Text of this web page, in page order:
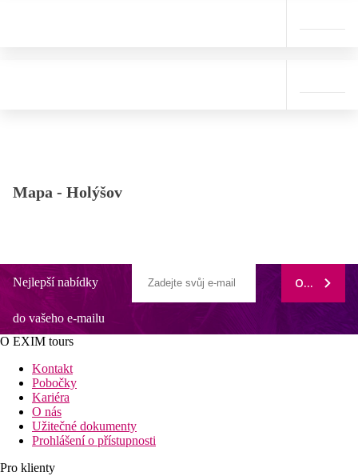
Mapa - Holýšov
Nejlepší nabídky
do vašeho e-mailu
ODEBÍRAT
O EXIM tours
Kontakt
Pobočky
Kariéra
O nás
Užitečné dokumenty
Prohlášení o přístupnosti
Pro klienty